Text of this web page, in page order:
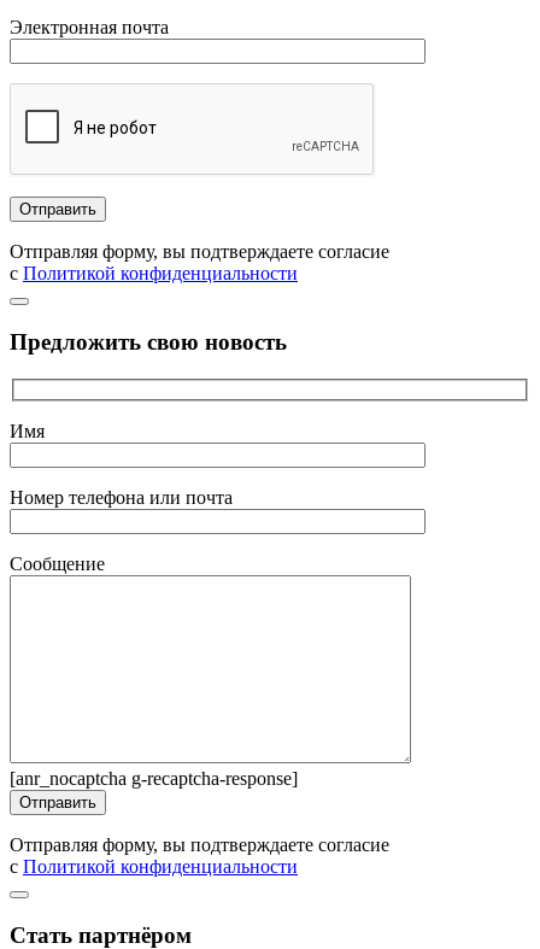
Электронная почта
Отправляя форму, вы подтверждаете согласие
с Политикой конфиденциальности
Предложить свою новость
Имя
Номер телефона или почта
Сообщение
[anr_nocaptcha g-recaptcha-response]
Отправляя форму, вы подтверждаете согласие
с Политикой конфиденциальности
Стать партнёром